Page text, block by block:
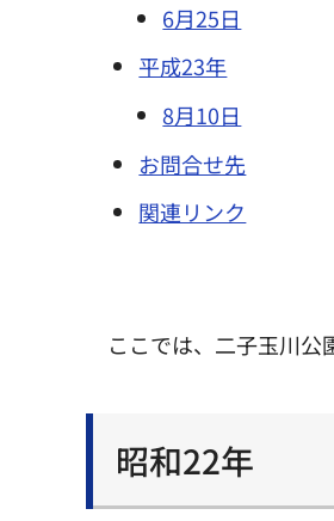
6月25日
平成23年
8月10日
お問合せ先
関連リンク
ここでは、二子玉川公
昭和22年